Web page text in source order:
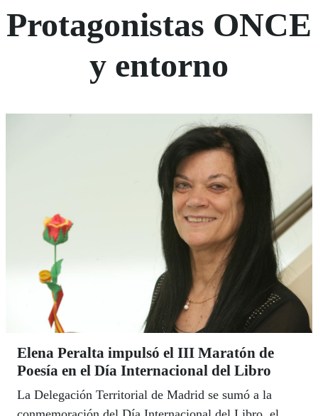
Protagonistas ONCE
y entorno
Elena Peralta impulsó el III Maratón de
Poesía en el Día Internacional del Libro
La Delegación Territorial de Madrid se sumó a la